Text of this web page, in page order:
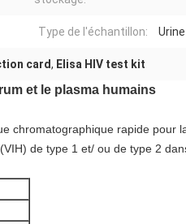
Type de l'échantillon: Urine
card, Elisa HIV test kit
et le plasma humains
chromatographique rapide pour
de type 1 et/ ou de type 2